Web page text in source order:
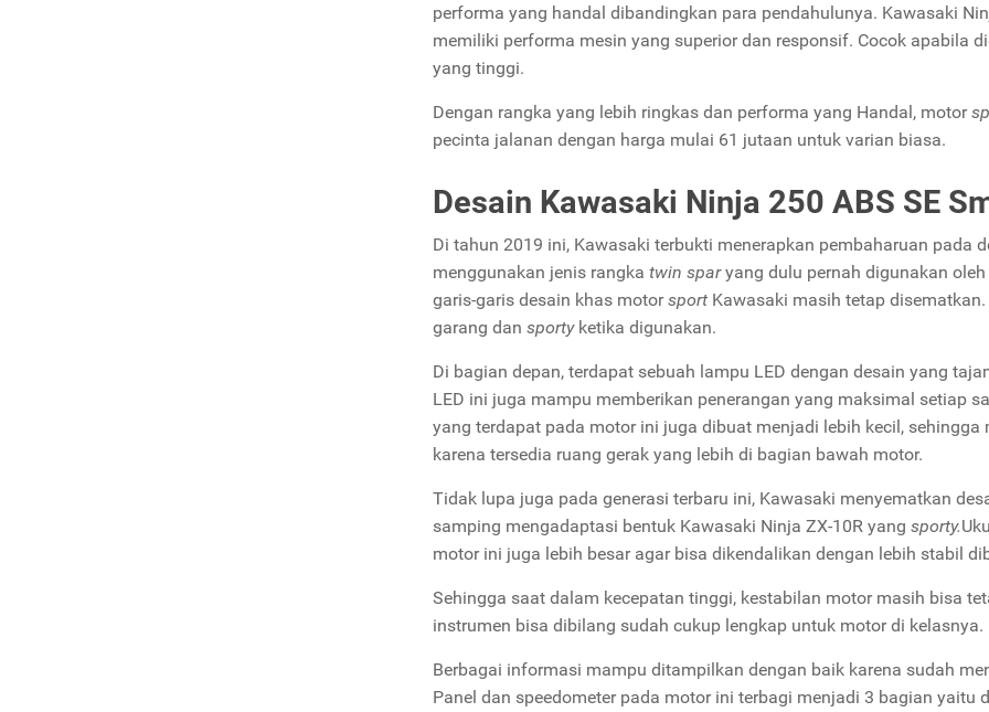
performa yang handal dibandingkan para pendahulunya. Kawasaki
memiliki performa mesin yang superior dan responsif. Cocok apabila
yang tinggi.
Dengan rangka yang lebih ringkas dan performa yang Handal, motor
pecinta jalanan dengan harga mulai 61 jutaan untuk varian biasa.
Desain Kawasaki Ninja 250 ABS SE
Di tahun 2019 ini, Kawasaki terbukti menerapkan pembaharuan pada
menggunakan jenis rangka twin sparyang dulu pernah digunakan
garis-garis desain khas motorsport Kawasaki masih tetap
garang dan sporty ketika digunakan.
Di bagian depan, terdapat sebuah lampu LED dengan desain yang
LED ini juga mampu memberikan penerangan yang maksimal setiap
yang terdapat pada motor ini juga dibuat menjadi lebih kecil,
karena tersedia ruang gerak yang lebih di bagian bawah motor.
Tidak lupa juga pada generasi terbaru ini, Kawasaki menyematkan
samping mengadaptasi bentuk Kawasaki Ninja ZX-10R yang sporty.
motor ini juga lebih besar agar bisa dikendalikan dengan lebih stabil
Sehingga saat dalam kecepatan tinggi, kestabilan motor masih bisa
instrumen bisa dibilang sudah cukup lengkap untuk motor di kelasnya.
Berbagai informasi mampu ditampilkan dengan baik karena sudah
Panel dan speedometer pada motor ini terbagi menjadi 3 bagian yaitu